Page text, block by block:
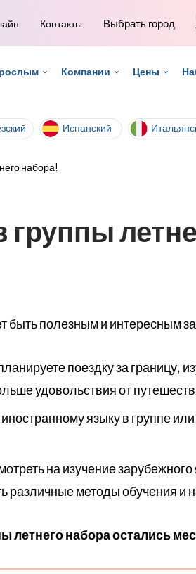
Контакты Выбрать город
Компании Цены
Испанский
набора!
группы
быть полезным и интересным
поездку за границу,
удовольствия от
языку в группе
на изучение
различные методы обучения и
летнего набора остались